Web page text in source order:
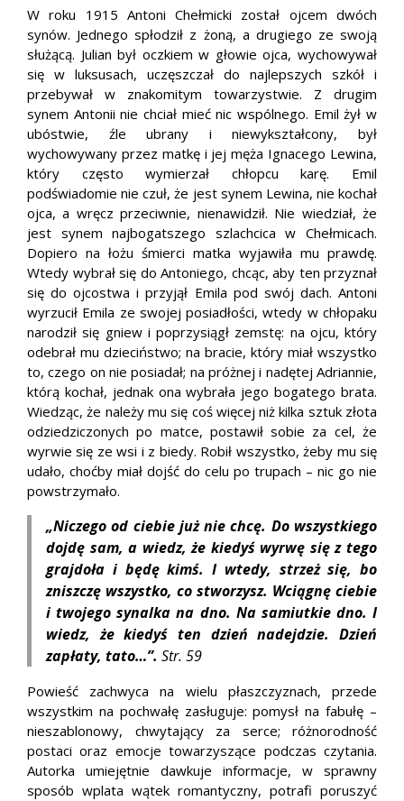
W roku 1915 Antoni Chełmicki został ojcem dwóch
synów. Jednego spłodził z żoną, a drugiego ze swoją
służącą. Julian był oczkiem w głowie ojca, wychowywał
się w luksusach, uczęszczał do najlepszych szkół i
przebywał w znakomitym towarzystwie. Z drugim
synem Antonii nie chciał mieć nic wspólnego. Emil żył w
ubóstwie, źle ubrany i niewykształcony, był
wychowywany przez matkę i jej męża Ignacego Lewina,
który często wymierzał chłopcu karę. Emil
podświadomie nie czuł, że jest synem Lewina, nie kochał
ojca, a wręcz przeciwnie, nienawidził. Nie wiedział, że
jest synem najbogatszego szlachcica w Chełmicach.
Dopiero na łożu śmierci matka wyjawiła mu prawdę.
Wtedy wybrał się do Antoniego, chcąc, aby ten przyznał
się do ojcostwa i przyjął Emila pod swój dach. Antoni
wyrzucił Emila ze swojej posiadłości, wtedy w chłopaku
narodził się gniew i poprzysiągł zemstę: na ojcu, który
odebrał mu dzieciństwo; na bracie, który miał wszystko
to, czego on nie posiadał; na próżnej i nadętej Adriannie,
którą kochał, jednak ona wybrała jego bogatego brata.
Wiedząc, że należy mu się coś więcej niż kilka sztuk złota
odziedziczonych po matce, postawił sobie za cel, że
wyrwie się ze wsi i z biedy. Robił wszystko, żeby mu się
udało, choćby miał dojść do celu po trupach – nic go nie
powstrzymało.
„Niczego od ciebie już nie chcę. Do wszystkiego
dojdę sam, a wiedz, że kiedyś wyrwę się z tego
grajdoła i będę kimś. I wtedy, strzeż się, bo
zniszczę wszystko, co stworzysz. Wciągnę ciebie
i twojego synalka na dno. Na samiutkie dno. I
wiedz, że kiedyś ten dzień nadejdzie. Dzień
zapłaty, tato…”. Str. 59
Powieść zachwyca na wielu płaszczyznach, przede
wszystkim na pochwałę zasługuje: pomysł na fabułę –
nieszablonowy, chwytający za serce; różnorodność
postaci oraz emocje towarzyszące podczas czytania.
Autorka umiejętnie dawkuje informacje, w sprawny
sposób wplata wątek romantyczny, potrafi poruszyć